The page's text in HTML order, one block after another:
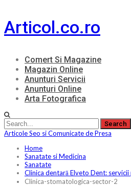
Articol.co.ro
Comert Si Magazine
Magazin Online
Anunturi Servicii
Anunturi Online
Arta Fotografica
Articole Seo si Comunicate de Presa
Home
Sanatate si Medicina
Sanatate
Clinica dentară Elveto Dent:
Clinica-stomatologica-sector-2